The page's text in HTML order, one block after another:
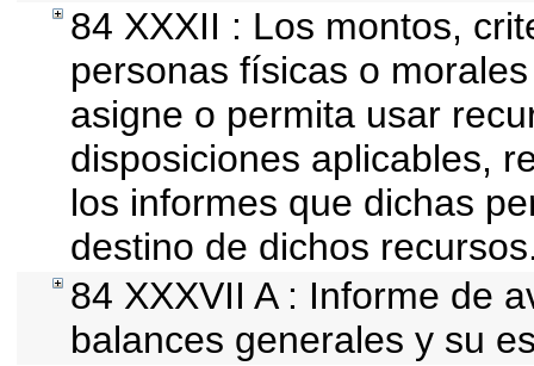
84 XXXII : Los montos,
personas físicas o
asigne o permita usar
disposiciones aplicables,
los informes que dichas
destino de dichos
84 XXXVII A : Informe de
balances generales y su